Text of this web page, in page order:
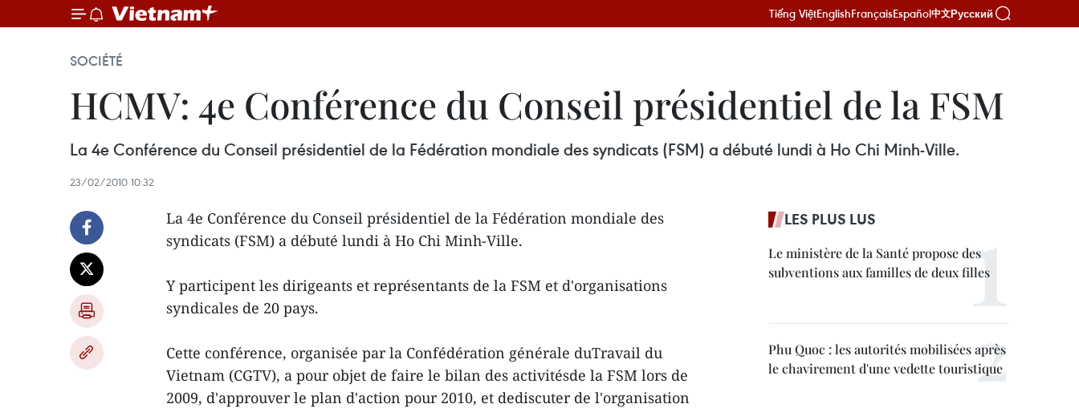
Tiếng ViệtEnglishFrançaisEspañol中文Русский
SOCIÉTÉ
HCMV: 4e Conférence du Conseil présidentiel de la FSM
La 4e Conférence du Conseil présidentiel de la Fédération mondiale des syndicats (FSM) a débuté lundi à Ho Chi Minh-Ville.
23/02/2010 10:32
La 4e Conférence du Conseil présidentiel de la Fédération mondiale des
syndicats (FSM) a débuté lundi à Ho Chi Minh-Ville.
Y participent les dirigeants et représentants de la FSM et d'organisations
syndicales de 20 pays.
Cette conférence, organisée par la Confédération générale duTravail du
Vietnam (CGTV), a pour objet de faire le bilan des activitésde la FSM lors de
2009, d'approuver le plan d'action pour 2010, et dediscuter de l'organisation
LES PLUS LUS
Le ministère de la Santé propose des
subventions aux familles de deux filles
Phu Quoc : les autorités mobilisées après
le chavirement d'une vedette touristique